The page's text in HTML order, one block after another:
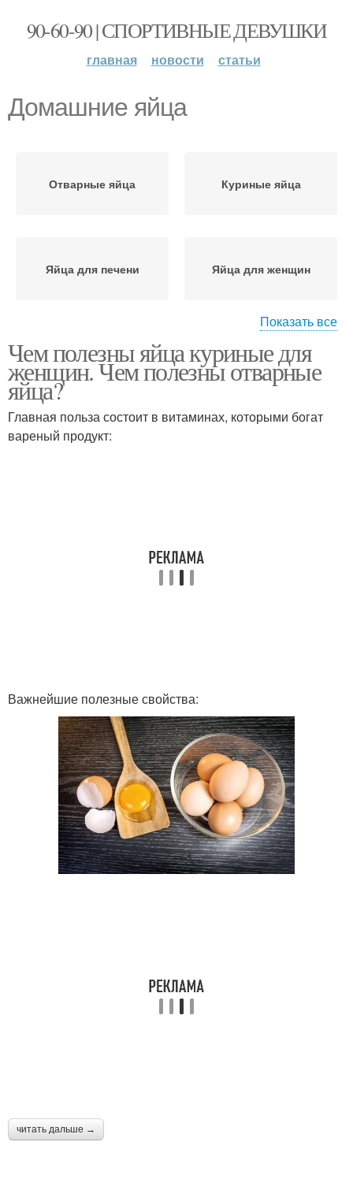
90-60-90 | СПОРТИВНЫЕ ДЕВУШКИ
главная новости статьи
Домашние яйца
Отварные яйца Куриные яйца
Яйца для печени Яйца для женщин
Яйца для организма Яйца для детей
Яйца для питания
Показать все
Чем полезны яйца куриные для
женщин. Чем полезны отварные
яйца?
Главная польза состоит в витаминах, которыми богат
вареный продукт:
Важнейшие полезные свойства:
читать дальше →